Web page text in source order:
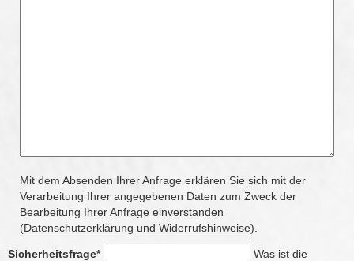
Mit dem Absenden Ihrer Anfrage erklären Sie sich mit der
Verarbeitung Ihrer angegebenen Daten zum Zweck der
Bearbeitung Ihrer Anfrage einverstanden
(Datenschutzerklärung und Widerrufshinweise).
Sicherheitsfrage*
Was ist die